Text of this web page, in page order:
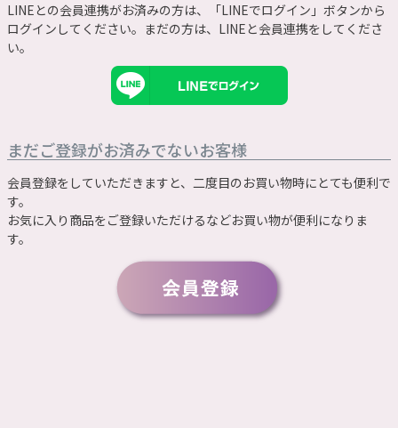
LINEとの会員連携がお済みの方は、「LINEでログイン」ボタンから
ログインしてください。まだの方は、 LINEと会員連携をしてくださ
い。
まだご登録がお済みでないお客様
会員登録をしていただきますと、二度目のお買い物時にとても便利で
す。
お気に入り商品をご登録いただけるなどお買い物が便利になりま
す。